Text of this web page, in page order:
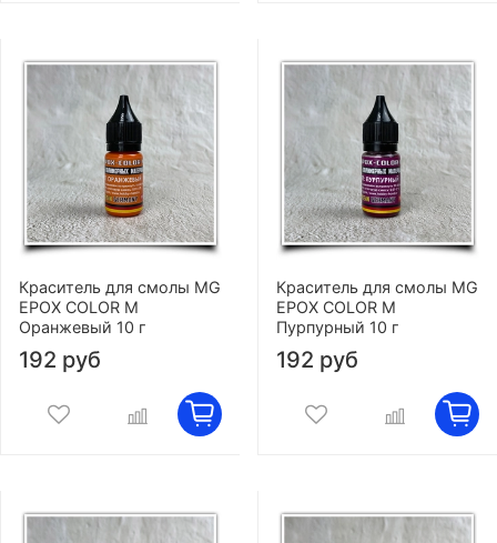
Краситель для смолы MG
EPOX COLOR M
Оранжевый 10 г
192 руб
Краситель для смолы MG
EPOX COLOR M
Пурпурный 10 г
192 руб